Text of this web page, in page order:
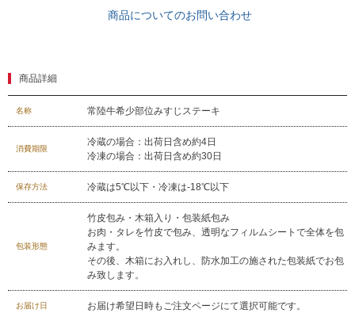
029-254-2441
受付：9:00～17:30(日曜日を除く)
お問合せフォーム
商品についてのお問い合わせ
商品詳細
名称 常陸牛希少部位みすじステーキ
消費期限
冷蔵の場合：出荷日含め約4日
冷凍の場合：出荷日含め約30日
保存方法 冷蔵は5℃以下・冷凍は-18℃以下
包装形態
竹皮包み・木箱入り・包装紙包み
お肉・タレを竹皮で包み、透明なフィルムシートで全体を包
みます。
その後、木箱にお入れし、防水加工の施された包装紙でお包
み致します。
お届け日 お届け希望日時もご注文ページにて選択可能です。